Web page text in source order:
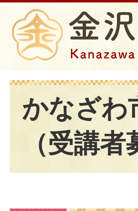
かなざわ
（受講者